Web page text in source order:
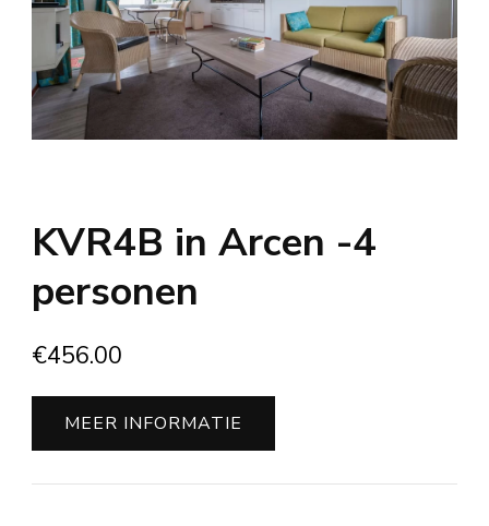
KVR4B in Arcen -4
personen
€456.00
MEER INFORMATIE